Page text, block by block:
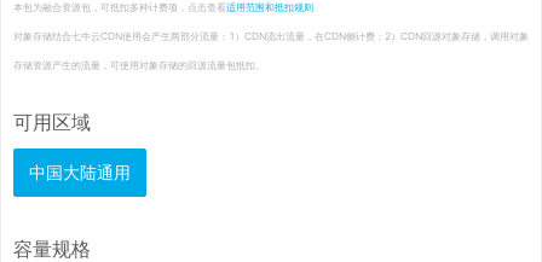
本包为融合资源包，可抵扣多种计费项，点击查看 适用范围和抵扣规则
对象存储结合七牛云CDN使用会产生两部分流量：1）CDN流出流量，在CDN侧计费；2）CDN回源对象存储，调用对象
存储资源产生的流量，可使用对象存储的回源流量包抵扣。
可用区域
中国大陆通用
容量规格